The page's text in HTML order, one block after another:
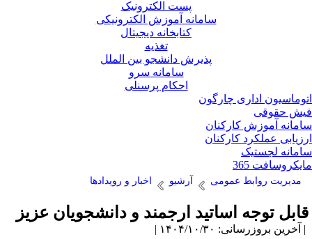
پست الکترونیک
سامانه آموزش الکترونیکی
کتابخانه دیجیتال
تغذیه
پذیرش دانشجو بین الملل
سامانه سرو
احکام پرسنلی
اداری چارگون
حقوقی
آموزش کارکنان
عملکرد کارکنان
لجستیک
365
مدیریت روابط عمومی آرشیو اخبار و رویدادها
توجه اساتید ارجمند و دانشجویان عزیز
بروزرسانی: ۱۴۰۴/۱۰/۳۰ |